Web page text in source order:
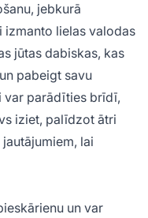
jebkurā
izmanto lielas valodas
jūtas dabiskas, kas
pabeigt savu
var parādīties brīdī,
iziet, palīdzot ātri
lai
un var